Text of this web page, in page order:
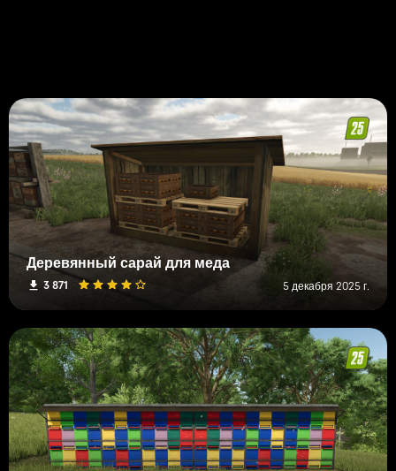
Деревянный сарай для меда
3 871 5 декабря 2025 г.